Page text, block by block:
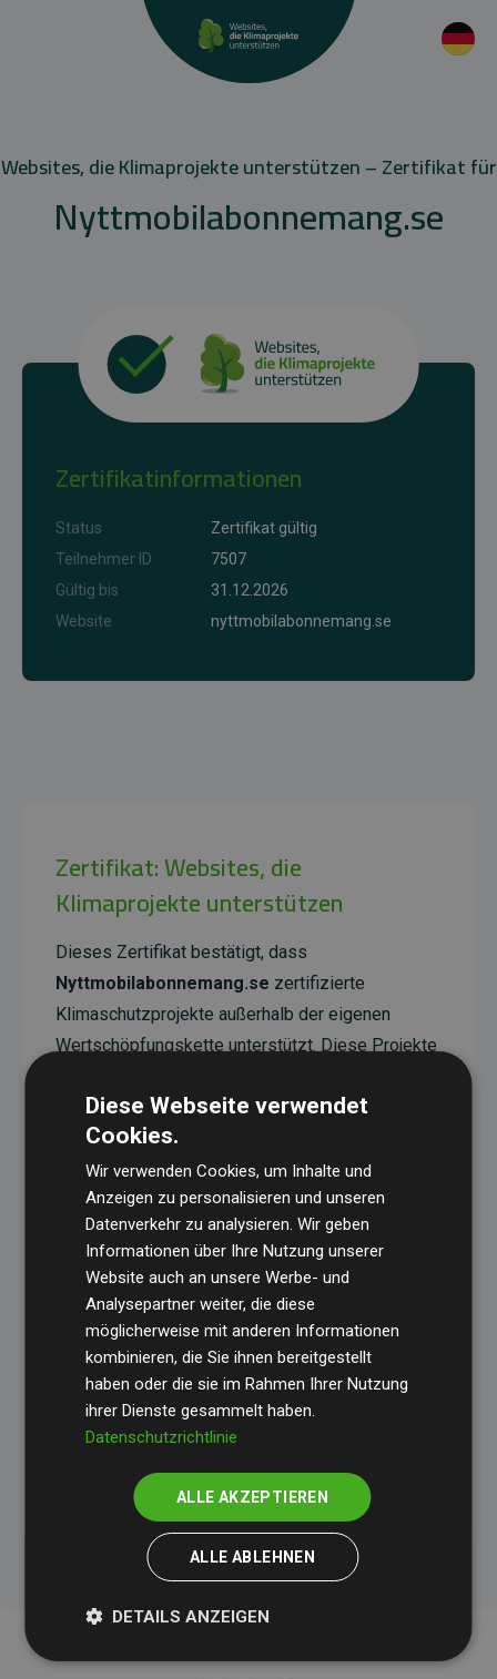
Websites, die Klimaprojekte unterstützen – Zertifikat für
Nyttmobilabonnemang.se
Zertifikatinformationen
Status
Zertifikat gültig
Teilnehmer ID
7507
Gültig bis
31.12.2026
Website
nyttmobilabonnemang.se
Zertifikat: Websites, die
Klimaprojekte unterstützen
Dieses Zertifikat bestätigt, dass
Nyttmobilabonnemang.se zertifizierte
Klimaschutzprojekte außerhalb der eigenen
Wertschöpfungskette unterstützt. Diese Projekte
Wirkung, die im Durchschnitt dem Doppelten der
geschätzten Emissionen der Website entspricht.
Alle unterstützten Projekte werden durch
Standardverifiziert und erfüllen höchste
Anforderungen an Qualität, tatsächliche
Klimawirkung und Transparenz. Weitere
Informationen zu den einzelnen Projekten finden
Sie hier.
Initiative Websites, die Klimaprojekte unterstützen
Diese Webseite verwendet
Cookies.
Wir verwenden Cookies, um Inhalte und
Anzeigen zu personalisieren und unseren
Datenverkehr zu analysieren. Wir geben
Informationen über Ihre Nutzung unserer
Website auch an unsere Werbe- und
Analysepartner weiter, die diese
möglicherweise mit anderen Informationen
kombinieren, die Sie ihnen bereitgestellt
haben oder die sie im Rahmen Ihrer Nutzung
ihrer Dienste gesammelt haben.
Datenschutzrichtlinie
ALLE AKZEPTIEREN
ALLE ABLEHNEN
DETAILS ANZEIGEN